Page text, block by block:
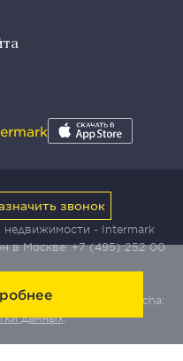
недвижимости - Intermark
в Москве:+7 (495) 252 00
Yandex SmartCaptcha:
данных.
звонок